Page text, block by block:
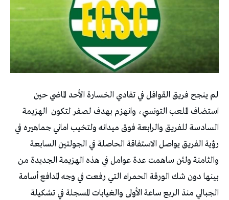
لم ينجح فريق القوافل في تفادي الخسارة الأحد الماضي حين
استضاف الملعب التونسي، وانهزم بهدف لصفر لتكون الهزيمة
السادسة للفريق والرابعة فوق ميدانه ولتخيب اماني جماهيره في
رؤية الفريق يواصل الاستفاقة الحاصلة في الجولتين السابعة
والثامنة ولئن ساهمت عدة عوامل في هذه الهزيمة الجديدة من
بينها دون شك الورقة الحمراء التي رفعت في وجه المدافع أسامة
الجبالي منذ الربع ساعة الأولى والغيابات المسجلة في تشكيلة